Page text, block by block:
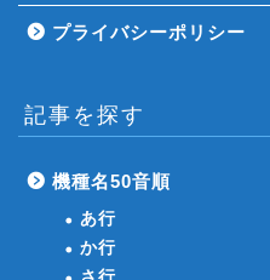
プライバシーポリシー
記事を探す
機種名50音順
あ行
か行